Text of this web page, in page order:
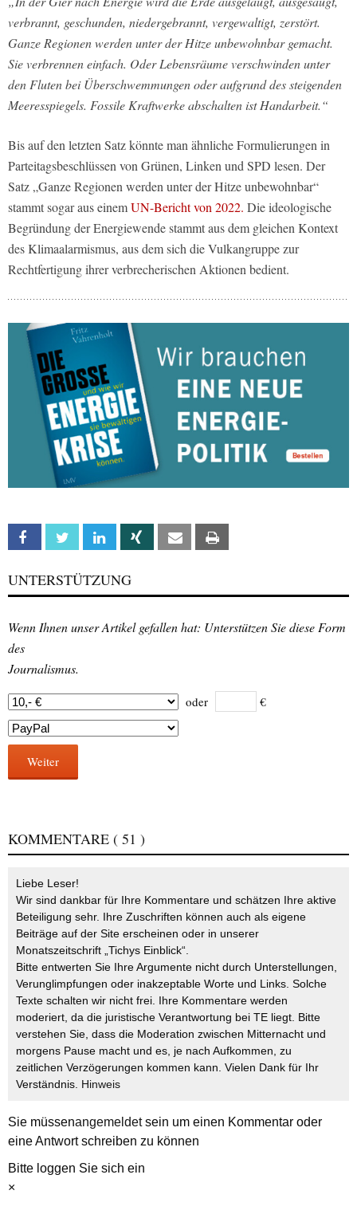
verbrannt, geschunden, niedergebrannt, vergewaltigt, zerstört.
Ganze Regionen werden unter der Hitze unbewohnbar gemacht.
Sie verbrennen einfach. Oder Lebensräume verschwinden unter
den Fluten bei Überschwemmungen oder aufgrund des steigenden
Meeresspiegels. Fossile Kraftwerke abschalten ist Handarbeit.“
Bis auf den letzten Satz könnte man ähnliche Formulierungen in
Parteitagsbeschlüssen von Grünen, Linken und SPD lesen. Der
Satz „Ganze Regionen werden unter der Hitze unbewohnbar“
stammt sogar aus einemUN-Bericht von 2022. Die ideologische
Begründung der Energiewende stammt aus dem gleichen Kontext
des Klimaalarmismus, aus dem sich die Vulkangruppe zur
Rechtfertigung ihrer verbrecherischen Aktionen bedient.
Facebook Twitter Linkedin Xing Email
UNTERSTÜTZUNG
Wenn Ihnen unser Artikel gefallen hat: Unterstützen Sie diese Form
des
Journalismus.
oder €
Weiter
KOMMENTARE ( 51 )
Liebe Leser!
Wir sind dankbar für Ihre Kommentare und schätzen Ihre aktive
Beteiligung sehr. Ihre Zuschriften können auch als eigene
Beiträge auf der Site erscheinen oder in unserer
Monatszeitschrift „Tichys Einblick“.
Bitte entwerten Sie Ihre Argumente nicht durch Unterstellungen,
Verunglimpfungen oder inakzeptable Worte und Links. Solche
Texte schalten wir nicht frei. Ihre Kommentare werden
moderiert, da die juristische Verantwortung bei TE liegt. Bitte
verstehen Sie, dass die Moderation zwischen Mitternacht und
morgens Pause macht und es, je nach Aufkommen, zu
zeitlichen Verzögerungen kommen kann. Vielen Dank für Ihr
Verständnis. Hinweis
Sie müssenangemeldetsein um einen Kommentar oder
eine Antwort schreiben zu können
Bitte loggen Sie sich ein
×